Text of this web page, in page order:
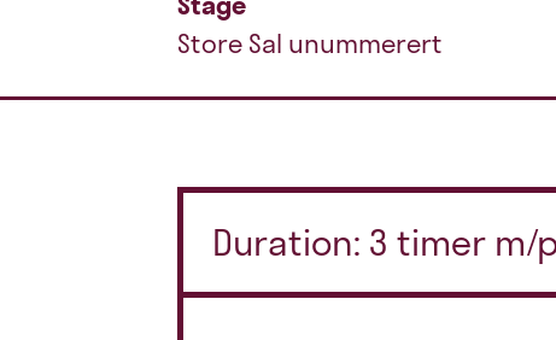
Store Sal unummerert
Duration: 3 timer m/